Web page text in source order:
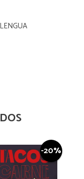
-20%